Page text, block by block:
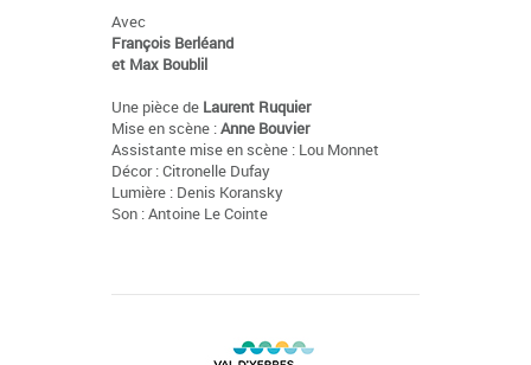
Avec
François Berléand
et Max Boublil
Une pièce de Laurent Ruquier
Mise en scène :Anne Bouvier
Assistante mise en scène : Lou Monnet
Décor : Citronelle Dufay
Lumière : Denis Koransky
Son : Antoine Le Cointe